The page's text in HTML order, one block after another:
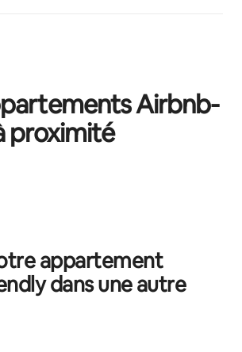
Airbnb-
proximité
appartement
dans une autre